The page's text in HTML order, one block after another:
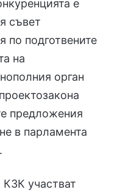
е
съвет
по подготвените
на
орган
предложения
в парламента
участват